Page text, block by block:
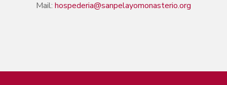
Mail: hospederia@sanpelayomonasterio.org